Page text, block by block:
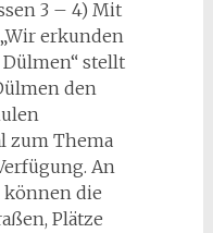
3 – 4) Mit
erkunden
stellt
den
zum Thema
An
die
Plätze